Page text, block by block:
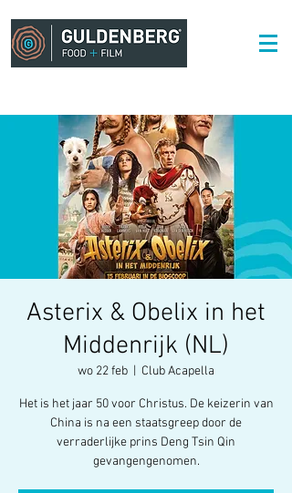
Asterix & Obelix in het
Middenrijk (NL)
wo 22 feb Club Acapella
Het is het jaar 50 voor Christus. De keizerin van
China is na een staatsgreep door de
verraderlijke prins Deng Tsin Qin
gevangengenomen.